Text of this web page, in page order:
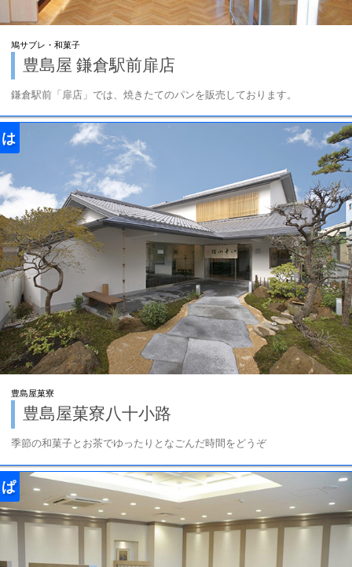
鳩サブレ・和菓子
豊島屋 鎌倉駅前扉店
鎌倉駅前「扉店」では、焼きたてのパンを販売しております。
は
豊島屋菓寮
豊島屋菓寮八十小路
季節の和菓子とお茶でゆったりとなごんだ時間をどうぞ
ぱ